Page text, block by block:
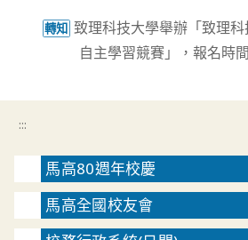
轉知 致理科技大學舉辦「致理
自主學習競賽」，報名時
:::
馬高80週年校慶
馬高全國校友會